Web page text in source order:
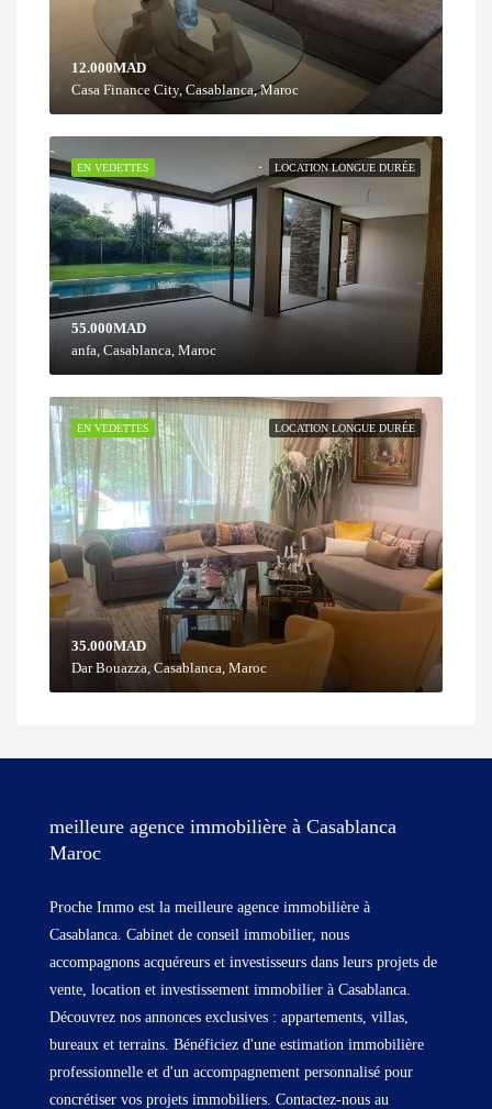
12.000MAD
Casa Finance City, Casablanca, Maroc
LOCATION LONGUE DURÉE
EN VEDETTES
55.000MAD
anfa, Casablanca, Maroc
LOCATION LONGUE DURÉE
EN VEDETTES
35.000MAD
Dar Bouazza, Casablanca, Maroc
meilleure agence immobilière à Casablanca
Maroc
Proche Immo est la meilleure agence immobilière à
Casablanca. Cabinet de conseil immobilier, nous
accompagnons acquéreurs et investisseurs dans leurs projets de
vente, location et investissement immobilier à Casablanca.
Découvrez nos annonces exclusives : appartements, villas,
bureaux et terrains. Bénéficiez d'une estimation immobilière
professionnelle et d'un accompagnement personnalisé pour
concrétiser vos projets immobiliers. Contactez-nous au